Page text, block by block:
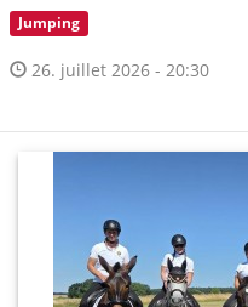
Jumping
26. juillet 2026 - 20:30